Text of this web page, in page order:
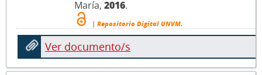
María, 2016.
| Repositorio Digital UNVM.
Ver documento/s